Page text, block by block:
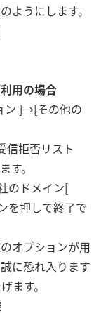
ようにします。
用の場合
ン ]→[その他の
信拒否リスト
。
のドメイン[
を押して終了で
オプションが用
に恐れ入ります
ます。